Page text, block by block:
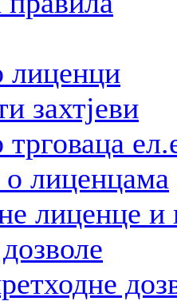
лиценци
захтјеви
трговаца
лиценцама
лиценце и